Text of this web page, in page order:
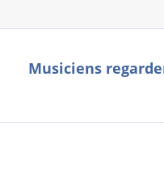
Musiciens